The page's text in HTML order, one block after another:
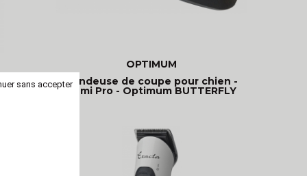
-
OPTIMUM
Tondeuse de coupe pour chien -
Semi Pro - Optimum BUTTERFLY
sans accepter